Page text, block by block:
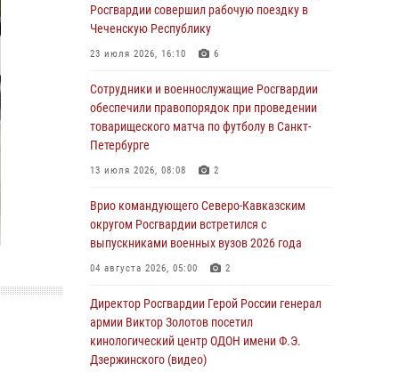
Росгвардейцы обеспечили безопасность
«Поезда Победы» в Кузбассе
08 августа 2026, 07:00
В Кабардино-Балкарии сотрудники
Росгвардии провели турнир по настольному
теннису ко Дню физкультурника
08 августа 2026, 07:00
медикам и девушке с ограниченными
возможностями здоровья (видео)
08 августа 2026, 06:32 1
память товарища на тактическом турнире
(видео)
08 августа 2026, 06:15 9 1
Росгвардии совершил рабочую поездку в
Чеченскую Республику
23 июля 2026, 16:10 6
Сотрудники и военнослужащие Росгвардии
обеспечили правопорядок при проведении
товарищеского матча по футболу в Санкт-
Петербурге
13 июля 2026, 08:08 2
Врио командующего Северо-Кавказским
округом Росгвардии встретился с
выпускниками военных вузов 2026 года
04 августа 2026, 05:00 2
Директор Росгвардии Герой России генерал
армии Виктор Золотов посетил
кинологический центр ОДОН имени Ф.Э.
Дзержинского (видео)